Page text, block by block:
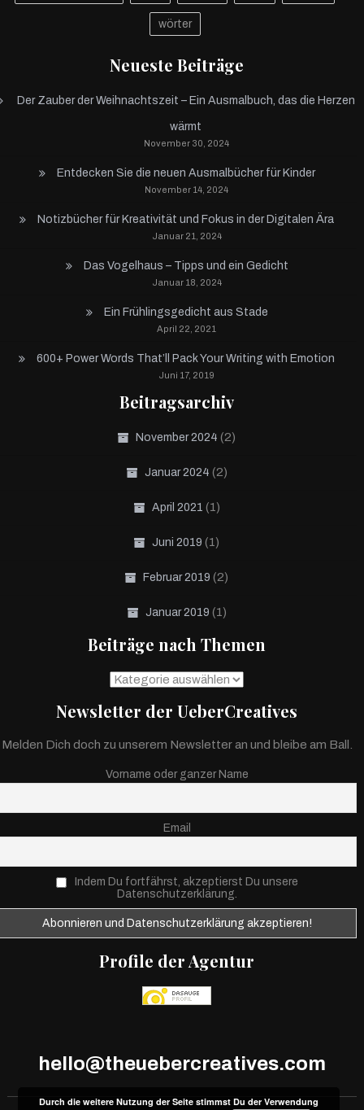
wörter
Neueste Beiträge
Der Zauber der Weihnachtszeit – Ein Ausmalbuch, das die Herzen
wärmt
November 30, 2024
Entdecken Sie die neuen Ausmalbücher für Kinder
November 14, 2024
Notizbücher für Kreativität und Fokus in der Digitalen Ära
Januar 21, 2024
Das Vogelhaus – Tipps und ein Gedicht
Januar 18, 2024
Ein Frühlingsgedicht aus Stade
April 22, 2021
600+ Power Words That’ll Pack Your Writing with Emotion
Juni 17, 2019
Beitragsarchiv
November 2024 (2)
Januar 2024 (2)
April 2021 (1)
Juni 2019 (1)
Februar 2019 (2)
Januar 2019 (1)
Beiträge nach Themen
Beiträge
Themen
Newsletter der UeberCreatives
Melden Dich doch zu unserem Newsletter an und bleibe am Ball.
Vorname oder ganzer Name
Email
Indem Du fortfährst, akzeptierst Du unsere
Datenschutzerklärung.
Profile der Agentur
hello@theuebercreatives.com
Durch die weitere Nutzung der Seite stimmst Du der Verwendung